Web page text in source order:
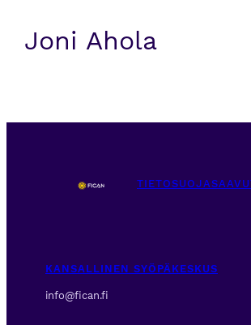
Joni Ahola
TIETOSUOJA
KANSALLINEN SYÖPÄKESKUS
info@fican.fi